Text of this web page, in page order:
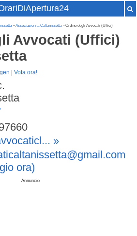
»Associazioni a Caltanissetta» Ordine degli Avvocati (Uffici)
Avvocati (Uffici)
|Vota ora!
»
@gmail.com
ora)
Annuncio